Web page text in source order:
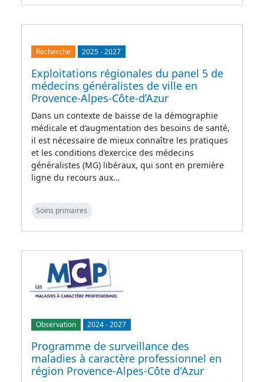
Recherche 2025-2027
Exploitations régionales du panel 5 de
médecins généralistes de ville en
Provence-Alpes-Côte-d’Azur
Dans un contexte de baisse de la démographie
médicale et d’augmentation des besoins de santé,
il est nécessaire de mieux connaître les pratiques
et les conditions d’exercice des médecins
généralistes (MG) libéraux, qui sont en première
ligne du recours aux…
Soins primaires
Observation 2024-2027
Programme de surveillance des
maladies à caractère professionnel en
région Provence-Alpes-Côte d'Azur